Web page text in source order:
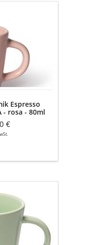
Espresso
- rosa - 80ml
€